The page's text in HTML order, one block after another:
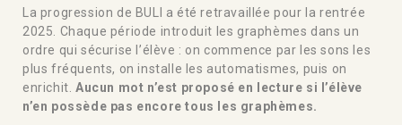
La progression de BULI a été retravaillée pour la rentrée
2025. Chaque période introduit les graphèmes dans un
ordre qui sécurise l’élève : on commence par les sons les
plus fréquents, on installe les automatismes, puis on
enrichit. Aucun mot n’est proposé en lecture si l’élève
n’en possède pas encore tous les graphèmes.